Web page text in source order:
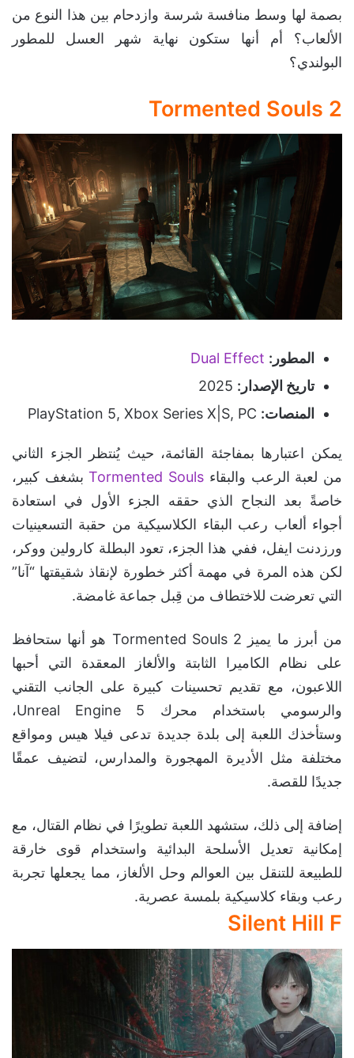
بصمة لها وسط منافسة شرسة وازدحام بين هذا النوع من
الألعاب؟ أم أنها ستكون نهاية شهر العسل للمطور
البولندي؟
Tormented Souls 2
المطور:
تاريخ الإصدار:
المنصات:
يمكن اعتبارها بمفاجئة القائمة، حيث يُنتظر الجزء الثاني
من لعبة الرعب والبقاء Tormented Soulsبشغف كبير،
خاصةً بعد النجاح الذي حققه الجزء الأول في استعادة
أجواء ألعاب رعب البقاء الكلاسيكية من حقبة التسعينيات
ورزدنت ايفل، ففي هذا الجزء، تعود البطلة كارولين ووكر،
لكن هذه المرة في مهمة أكثر خطورة لإنقاذ شقيقتها “آنا”
التي تعرضت للاختطاف من قِبل جماعة غامضة.
من أبرز ما يميز Tormented Souls 2 هو أنها ستحافظ
على نظام الكاميرا الثابتة والألغاز المعقدة التي أحبها
اللاعبون، مع تقديم تحسينات كبيرة على الجانب التقني
والرسومي باستخدام محرك Unreal Engine 5،
وستأخذك اللعبة إلى بلدة جديدة تدعى فيلا هيس ومواقع
مختلفة مثل الأديرة المهجورة والمدارس، لتضيف عمقًا
جديدًا للقصة.
إضافة إلى ذلك، ستشهد اللعبة تطويرًا في نظام القتال، مع
إمكانية تعديل الأسلحة البدائية واستخدام قوى خارقة
للطبيعة للتنقل بين العوالم وحل الألغاز، مما يجعلها تجربة
رعب وبقاء كلاسيكية بلمسة عصرية.
Silent Hill F